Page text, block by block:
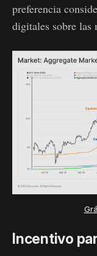
preferencia
digitales sobre las
Incentivo